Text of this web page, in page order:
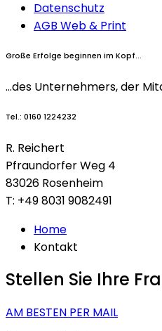
Datenschutz
AGB Web & Print
Große Erfolge beginnen im Kopf...
...des Unternehmers, der
Tel.: 0160 1224232
R. Reichert
Pfraundorfer Weg 4
83026 Rosenheim
T: +49 8031 9082491
Home
Kontakt
Stellen Sie Ihre
AM BESTEN PER MAIL